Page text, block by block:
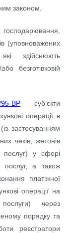
законом.
господарювання,
(уповноважених
здійснюють
безготівковій
ВР– суб’єкти
операції в
застосуванням
чеків, жетонів
послуг) у сфері
послуг, а також
платіжної
операції на
через
порядку та
реєстратори